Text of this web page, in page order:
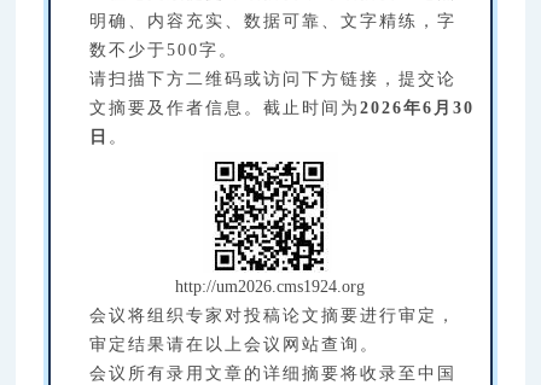
明确、内容充实、数据可靠、文字精练，字
数不少于500字。
请扫描下方二维码或访问下方链接，提交论
文摘要及作者信息。截止时间为2026年6月30
日 。
http://um2026.cms1924.org
会议将组织专家对投稿论文摘要进行审定，
审定结果请在以上会议网站查询。
会议所有录用文章的详细摘要将收录至中国